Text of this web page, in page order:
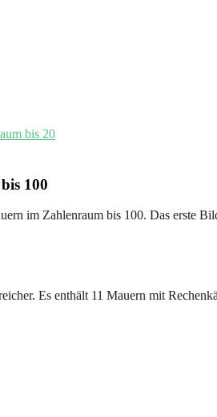
100
im Zahlenraum bis 100. Das erste
Es enthält 11 Mauern mit